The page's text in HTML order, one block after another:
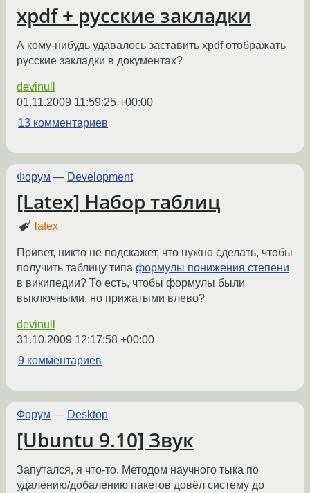
xpdf + русские закладки
А кому-нибудь удавалось заставить xpdf отображать
русские закладки в документах?
devinull
01.11.2009 11:59:25 +00:00
13 комментариев
Форум — Development
[Latex] Набор таблиц
latex
Привет, никто не подскажет, что нужно сделать, чтобы
получить таблицу типа формулы понижения степени
в википедии? То есть, чтобы формулы были
выключными, но прижатыми влево?
devinull
31.10.2009 12:17:58 +00:00
9 комментариев
Форум — Desktop
[Ubuntu 9.10] Звук
Запутался, я что-то. Методом научного тыка по
удалению/добалению пакетов довёл систему до